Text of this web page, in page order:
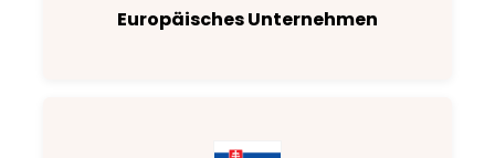
Europäisches Unternehmen